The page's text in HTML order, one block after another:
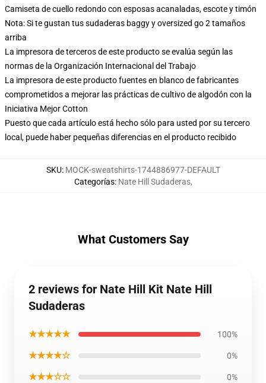
Camiseta de cuello redondo con esposas acanaladas, escote y timón
Nota: Si te gustan tus sudaderas baggy y oversized go 2 tamaños
arriba
La impresora de terceros de este producto se evalúa según las
normas de la Organización Internacional del Trabajo
La impresora de este producto fuentes en blanco de fabricantes
comprometidos a mejorar las prácticas de cultivo de algodón con la
Iniciativa Mejor Cotton
Puesto que cada artículo está hecho sólo para usted por su tercero
local, puede haber pequeñas diferencias en el producto recibido
SKU: MOCK-sweatshirts-1744886977-DEFAULT
Categorías: Nate Hill Sudaderas,
What Customers Say
2 reviews for Nate Hill Kit Nate Hill
Sudaderas
★★★★★ 100%
★★★★☆ 0%
★★★☆☆ 0%